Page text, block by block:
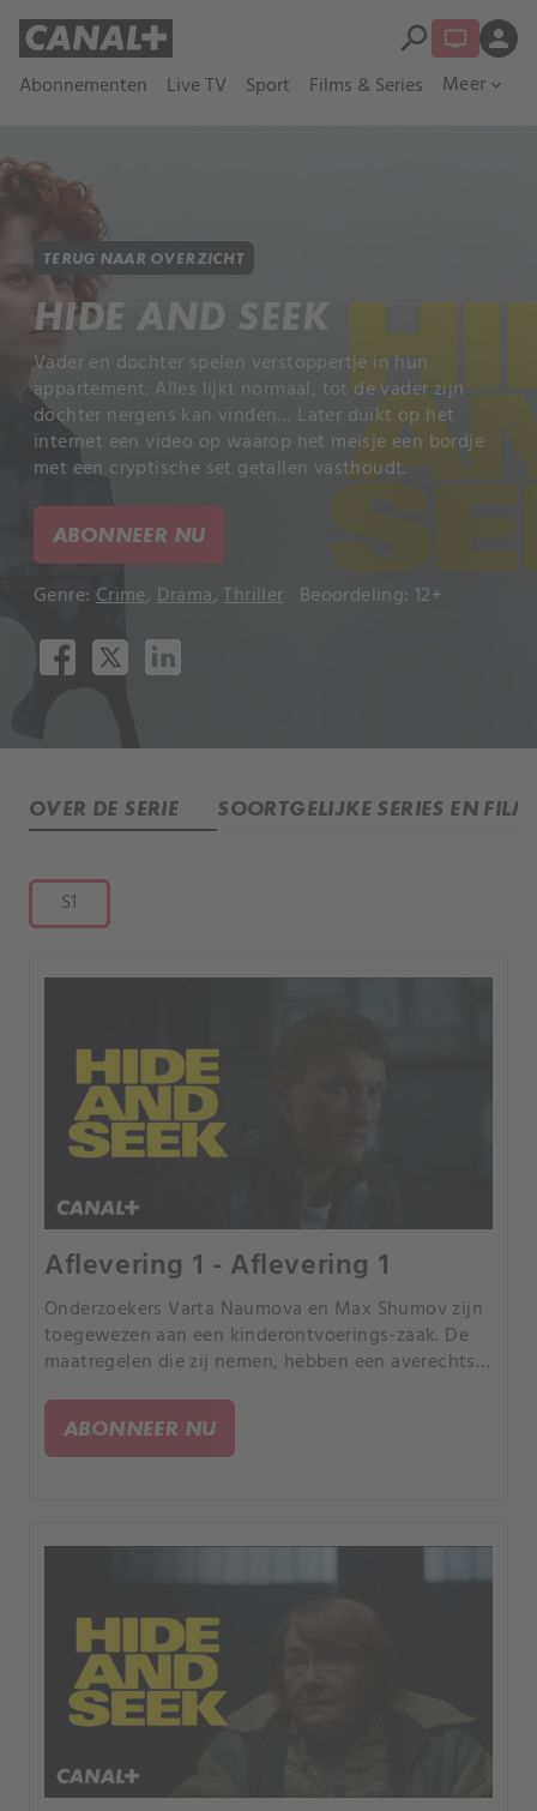
Abonnementen Live TV Sport Films & Series Meer expand_more
search person
TERUG NAAR OVERZICHT
HIDE AND SEEK
Vader en dochter spelen verstoppertje in hun
appartement. Alles lijkt normaal, tot de vader zijn
dochter nergens kan vinden… Later duikt op het
internet een video op waarop het meisje een bordje
met een cryptische set getallen vasthoudt.
ABONNEER NU
Genre: Crime, Drama,Thriller Beoordeling: 12+
OVER DE SERIE SOORTGELIJKE SERIES EN
S1
Aflevering 1 - Aflevering 1
Onderzoekers Varta Naumova en Max Shumov zijn
toegewezen aan een kinderontvoerings-zaak. De
maatregelen die zij nemen, hebben een averechtse
valt.
ABONNEER NU